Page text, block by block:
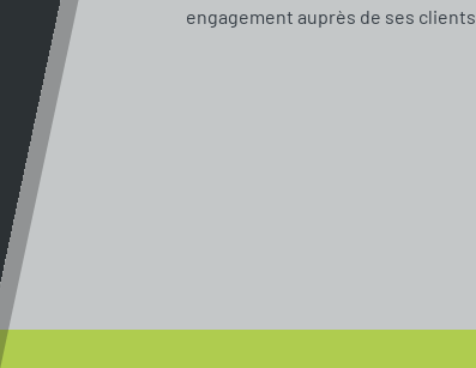
engagement auprès de ses clients.